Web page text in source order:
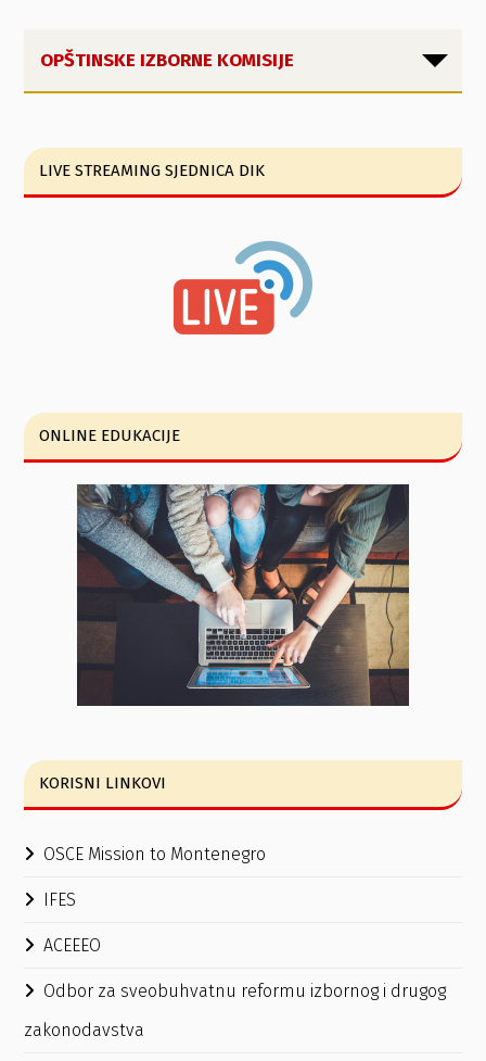
OPŠTINSKE IZBORNE KOMISIJE
LIVE STREAMING SJEDNICA DIK
ONLINE EDUKACIJE
KORISNI LINKOVI
OSCE Mission to Montenegro
IFES
ACEEEO
Odbor za sveobuhvatnu reformu izbornog i drugog
zakonodavstva